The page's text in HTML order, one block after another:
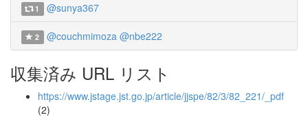
1 @sunya367
2 @couchmimoza @nbe222
収集済み URL リスト
https://www.jstage.jst.go.jp/article/jjspe/82/3/82_221/_pdf
(2)